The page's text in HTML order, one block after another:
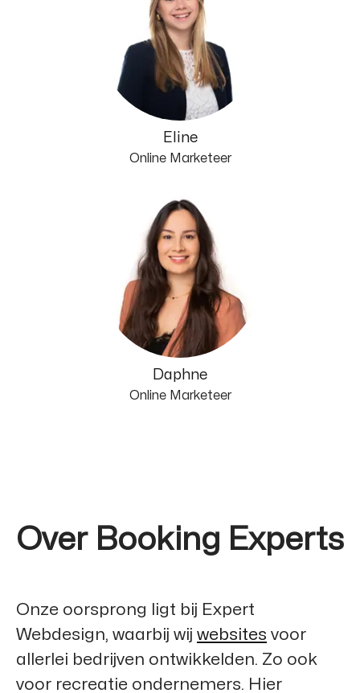
Eline
Online Marketeer
Daphne
Online Marketeer
Over Booking Experts
Onze oorsprong ligt bij Expert
Webdesign, waarbij wij websites voor
allerlei bedrijven ontwikkelden. Zo ook
voor recreatie ondernemers. Hier